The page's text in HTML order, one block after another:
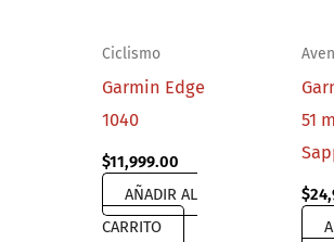
Ciclismo
Garmin Edge
1040
$11,999.00
AÑADIR AL
CARRITO
51
$